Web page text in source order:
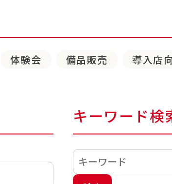
体験会 備品販売
導入店
キーワード検